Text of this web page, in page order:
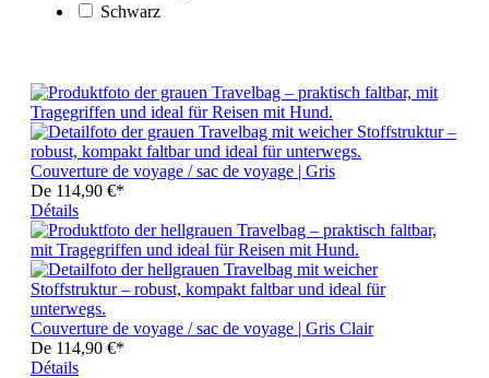
Schwarz
Couverture de voyage / sac de voyage | Gris
De 114,90 €*
Détails
Couverture de voyage / sac de voyage | Gris Clair
De 114,90 €*
Détails